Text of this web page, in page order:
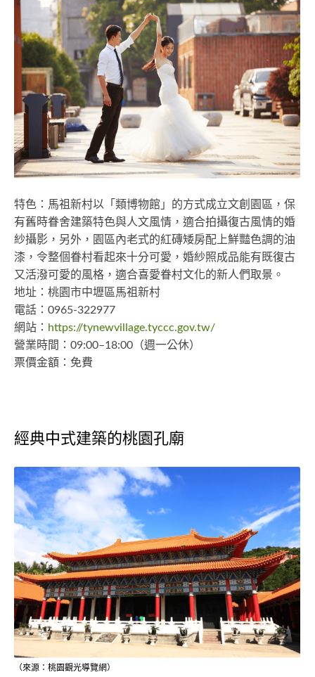
特色：馬祖新村以「類博物館」的方式成立文創園區，保
有舊時眷舍建築特色與人文風情，適合拍攝復古風情的婚
紗攝影，另外，園區內老式的紅磚矮房配上鮮豔色調的油
漆，令整個眷村看起來十分可愛，婚紗照成品能有既復古
又活潑可愛的風格，適合喜愛眷村文化的新人們取景。
地址：桃園市中壢區馬祖新村
電話：0965-322977
網站： https://tynewvillage.tyccc.gov.tw/
營業時間：09:00–18:00（週一公休）
票價金額：免費
經典中式建築的桃園孔廟
（來源：桃園觀光導覽網）